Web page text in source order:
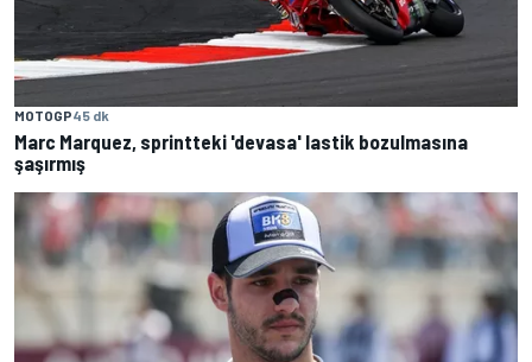
MOTOGP45 dk
Marc Marquez, sprintteki 'devasa' lastik bozulmasına
şaşırmış